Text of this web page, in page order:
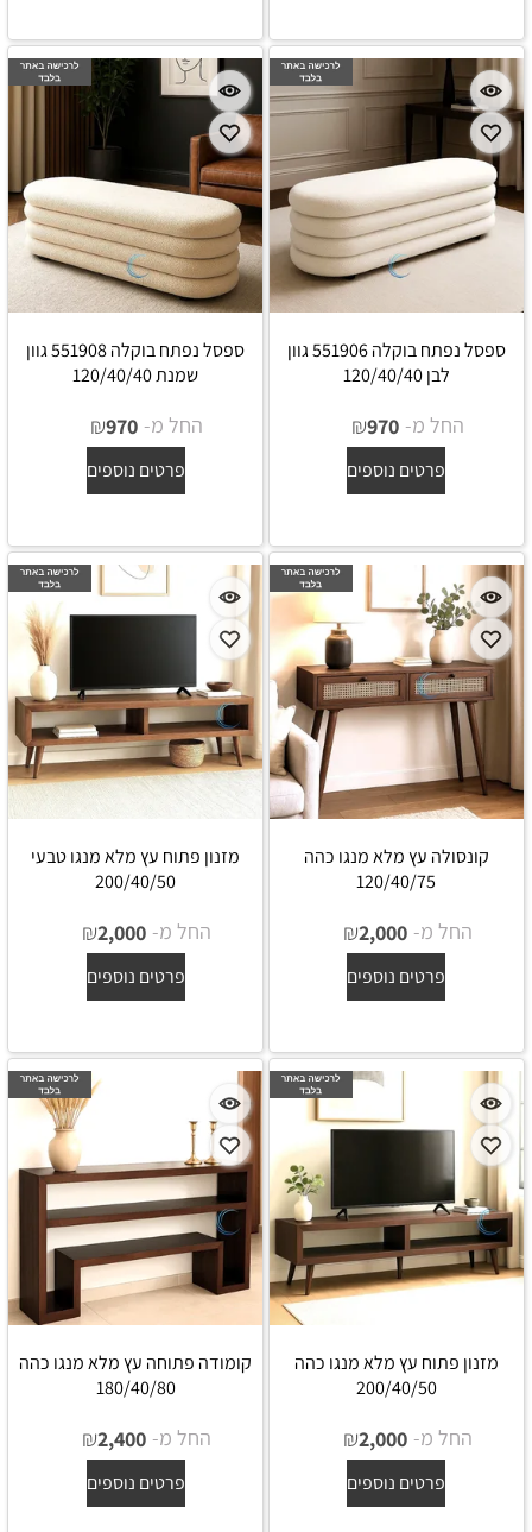
ספסל נפתח בוקלה 551906 גוון
לבן 120/40/40
החל מ- ₪970
פרטים נוספים
ספסל נפתח בוקלה 551908 גוון
שמנת 120/40/40
החל מ- ₪970
פרטים נוספים
קונסולה עץ מלא מנגו כהה
120/40/75
החל מ- ₪2,000
פרטים נוספים
מזנון פתוח עץ מלא מנגו טבעי
200/40/50
החל מ- ₪2,000
פרטים נוספים
מזנון פתוח עץ מלא מנגו כהה
200/40/50
החל מ- ₪2,000
פרטים נוספים
קומודה פתוחה עץ מלא מנגו כהה
180/40/80
החל מ- ₪2,400
פרטים נוספים